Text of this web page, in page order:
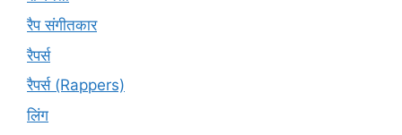
रैप संगीतकार
रैपर्स
रैपर्स (Rappers)
लिंग